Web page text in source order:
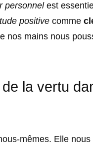
personnelest
positive comme
nos mains nous
la vertu
mêmes. Elle nous